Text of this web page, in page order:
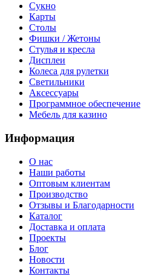
Сукно
Карты
Столы
Фишки / Жетоны
Стулья и кресла
Дисплеи
Колеса для рулетки
Светильники
Аксессуары
Программное обеспечение
Мебель для казино
Информация
О нас
Наши работы
Оптовым клиентам
Производство
Отзывы и Благодарности
Каталог
Доставка и оплата
Проекты
Блог
Новости
Контакты